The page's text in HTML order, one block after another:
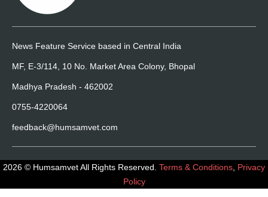
News Feature Service based in Central India
MF, E-3/114, 10 No. Market Area Colony, Bhopal
Madhya Pradesh - 462002
0755-4220064
feedback@humsamvet.com
2026 © Humsamvet All Rights Reserved. Terms & Conditions, Privacy
Policy